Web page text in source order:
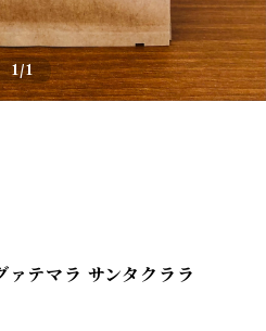
1/1
ァテマラ サンタクララ